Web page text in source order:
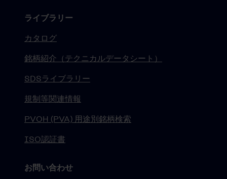
ライブラリー
カタログ
銘柄紹介（テクニカルデータシート）
SDSライブラリー
規制等関連情報
PVOH (PVA) 用途別銘柄検索
ISO認証書
お問い合わせ